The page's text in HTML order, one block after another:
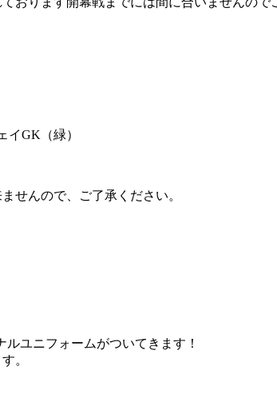
GK（緑）
せんので、ご了承ください。
ユニフォームがついてきます！
。